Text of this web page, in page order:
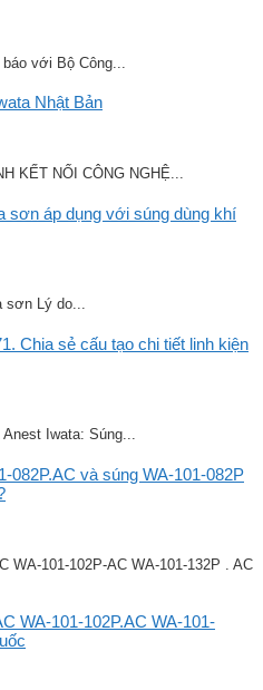
với Bộ Công...
Nhật Bản
KẾT NỐI CÔNG NGHỆ...
sơn áp dụng với súng dùng khí
sơn Lý do...
Chia sẻ cấu tạo chi tiết linh kiện
Iwata: Súng...
082P.AC và súng WA-101-082P
WA-101-102P-AC WA-101-132P . AC
WA-101-102P.AC WA-101-